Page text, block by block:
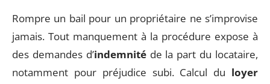
Rompre un bail pour un propriétaire ne s’improvise
jamais. Tout manquement à la procédure expose à
des demandes d’indemnitéde la part du locataire,
notamment pour préjudice subi. Calcul du loyer